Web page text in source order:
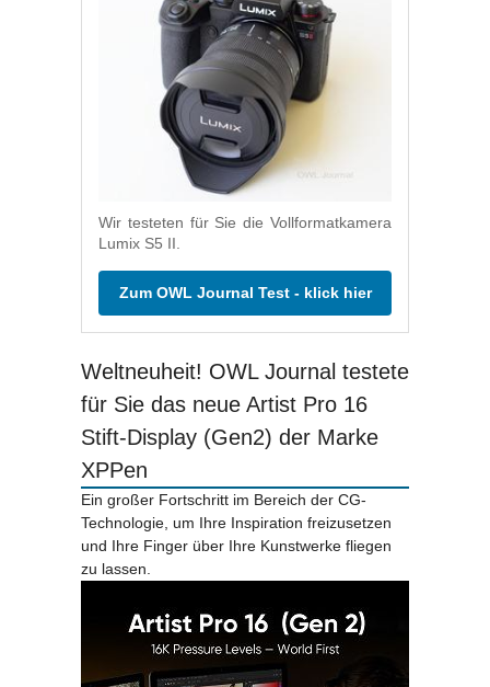
Wir testeten für Sie die Vollformatkamera
Lumix S5 II.
Zum OWL Journal Test - klick hier
Weltneuheit! OWL Journal testete
für Sie das neue Artist Pro 16
Stift-Display (Gen2) der Marke
XPPen
Ein großer Fortschritt im Bereich der CG-
Technologie, um Ihre Inspiration freizusetzen
und Ihre Finger über Ihre Kunstwerke fliegen
zu lassen.